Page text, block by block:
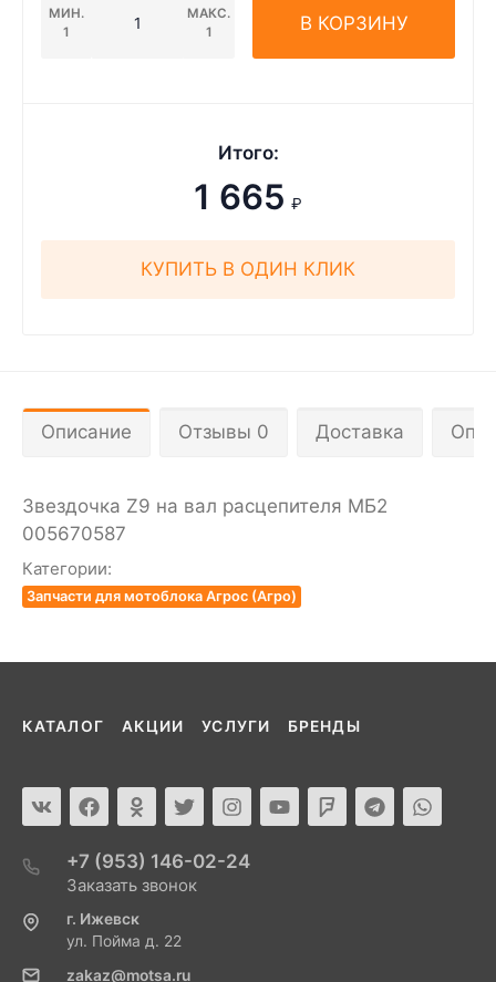
МИН.
1
МАКС.
1
В КОРЗИНУ
Итого:
1 665 ₽
КУПИТЬ В ОДИН КЛИК
Описание Отзывы 0 Доставка
Звездочка Z9 на вал расцепителя МБ2
005670587
Категории:
Запчасти для мотоблока Агрос (Агро)
КАТАЛОГ АКЦИИ УСЛУГИ БРЕНДЫ
+7 (953) 146-02-24
Заказать звонок
г. Ижевск
ул. Пойма д. 22
zakaz@motsa.ru